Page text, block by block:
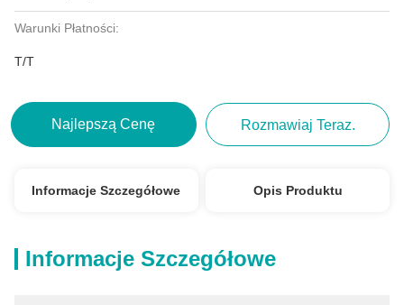
Warunki Płatności:
T/T
Najlepszą Cenę Rozmawiaj Teraz.
Informacje Szczegółowe Opis Produktu
Informacje Szczegółowe